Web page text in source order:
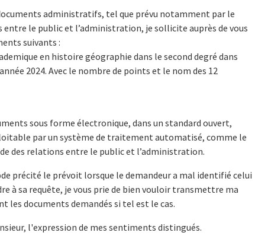
administratifs, tel que prévu notamment par le
entre le public et l’administration, je sollicite auprès de vous
suivants :
en histoire géographie dans le second degré dans
2024. Avec le nombre de points et le nom des 12
sous forme électronique, dans un standard ouvert,
par un système de traitement automatisé, comme le
des relations entre le public et l’administration.
précité le prévoit lorsque le demandeur a mal identifié celui
à sa requête, je vous prie de bien vouloir transmettre ma
les documents demandés si tel est le cas.
l'expression de mes sentiments distingués.